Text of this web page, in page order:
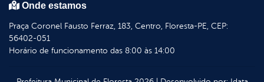
Onde estamos
Praça Coronel Fausto Ferraz, 183, Centro, Floresta-PE, CEP:
56402-051
Horário de funcionamento das 8:00 às 14:00